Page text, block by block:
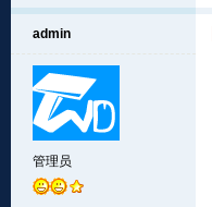
admin
管理员